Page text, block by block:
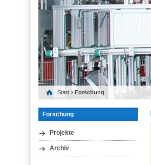
Start › Forschung
Forschung
Projekte
Archiv